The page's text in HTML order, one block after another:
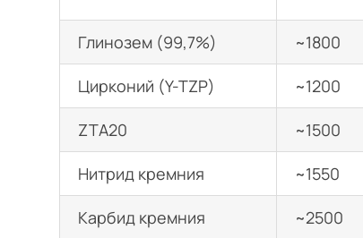
Глинозем (99,7%) ~1800
Цирконий (Y-TZP) ~1200
ZTA20 ~1500
Нитрид кремния ~1550
Карбид кремния ~2500